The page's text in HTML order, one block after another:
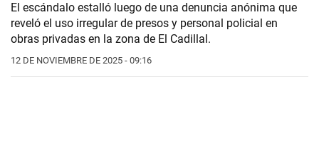
El escándalo estalló luego de una denuncia anónima que
reveló el uso irregular de presos y personal policial en
obras privadas en la zona de El Cadillal.
12 DE NOVIEMBRE DE 2025 - 09:16